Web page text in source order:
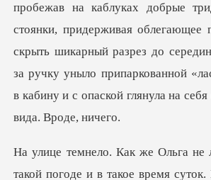
стоянки, придерживая облегающее
скрыть шикарный разрез до
за